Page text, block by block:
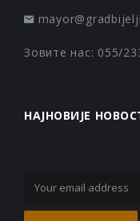
Зовите нас: 055/
НАЈНОВИЈЕ